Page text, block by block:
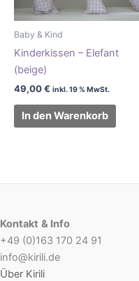
Baby & Kind
Kinderkissen – Elefant
(beige)
49,00€ inkl. 19 % MwSt.
In den Warenkorb
Kontakt & Info
+49 (0)163 170 24 91
info@kirili.de
Über Kirili